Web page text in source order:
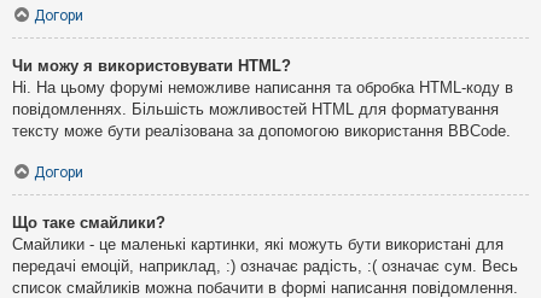
Догори
Чи можу я використовувати HTML?
Ні. На цьому форумі неможливе написання та обробка HTML-коду в
повідомленнях. Більшість можливостей HTML для форматування
тексту може бути реалізована за допомогою використання BBCode.
Догори
Що таке смайлики?
Смайлики - це маленькі картинки, які можуть бути використані для
передачі емоцій, наприклад, :) означає радість, :( означає сум. Весь
список смайликів можна побачити в формі написання повідомлення.